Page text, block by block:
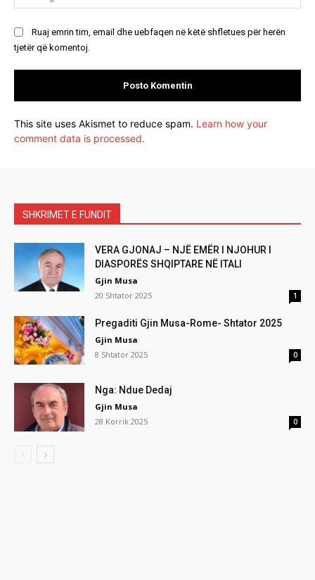
Ruaj emrin tim, email dhe uebfaqen në këtë shfletues për herën
tjetër që komentoj.
This site uses Akismet to reduce spam. Learn how your
comment data is processed.
SHKRIMET E FUNDIT
VERA GJONAJ – NJË EMËR I NJOHUR I
DIASPORËS SHQIPTARE NË ITALI
Gjin Musa
20 Shtator 2025
1
Pregaditi Gjin Musa-Rome- Shtator 2025
Gjin Musa
8 Shtator 2025
0
Nga: Ndue Dedaj
Gjin Musa
28 Korrik 2025
0